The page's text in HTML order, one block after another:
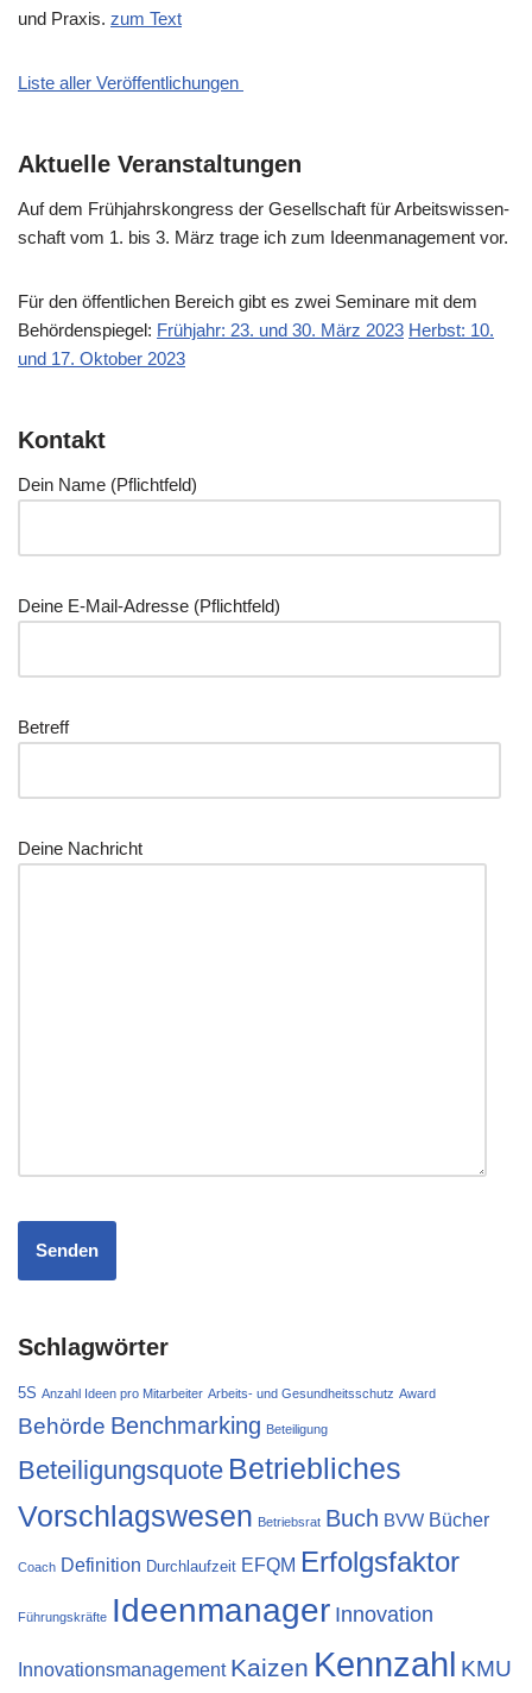
und Pra­xis. zum Text
Liste aller Veröffentlichungen
Aktuelle Veranstaltungen
Auf dem Früh­jahrs­kon­gress der Gesell­schaft für Arbeits­wis­sen­
schaft vom 1. bis 3. März tra­ge ich zum Ideen­ma­nage­ment vor.
Für den öffent­li­chen Bereich gibt es zwei Semi­na­re mit dem
Behör­den­spie­gel: Früh­jahr: 23. und 30. März 2023 Herbst: 10.
und 17. Okto­ber 2023
Kontakt
Dein Name (Pflicht­feld)
Dei­ne E‑Mail-Adres­se (Pflicht­feld)
Betreff
Dei­ne Nachricht
Schlagwörter
5S Anzahl Ideen pro Mitarbeiter Arbeits- und Gesundheitsschutz Award
Behörde Benchmarking Beteiligung
Beteiligungsquote Betriebliches
Vorschlagswesen Betriebsrat Buch BVW Bücher
Coach Definition Durchlaufzeit EFQM Erfolgsfaktor
Führungskräfte Ideenmanager Innovation
Innovationsmanagement Kaizen Kennzahl KMU